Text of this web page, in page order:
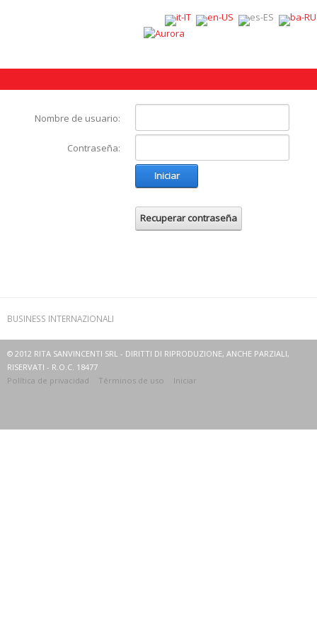
Nombre de usuario:
Contraseña:
Iniciar
Recuperar contraseña
BUSINESS INTERNAZIONALI
© 2012 RITA SANVINCENTI SRL - DIRITTI DI RIPRODUZIONE, ANCHE PARZIALI,
RISERVATI - R.O.C. 18477
Política de privacidad
Términos de uso Iniciar